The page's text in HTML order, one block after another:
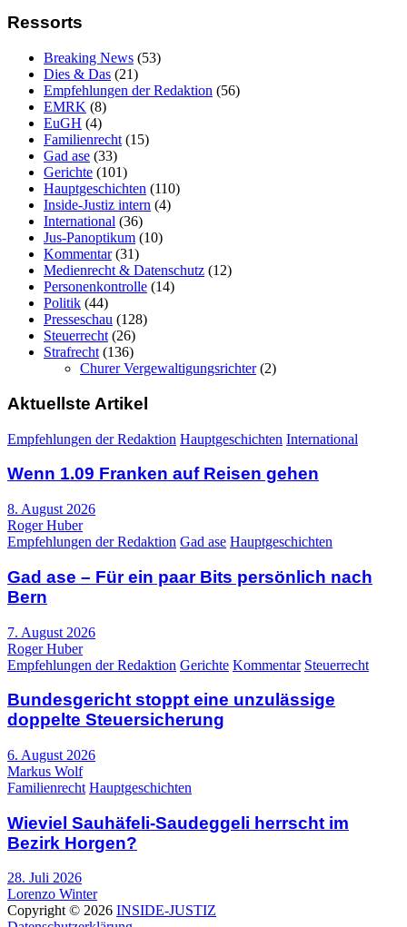
Ressorts
Breaking News (53)
Dies & Das (21)
Empfehlungen der Redaktion (56)
EMRK (8)
EuGH (4)
Familienrecht (15)
Gad ase (33)
Gerichte (101)
Hauptgeschichten (110)
Inside-Justiz intern (4)
International (36)
Jus-Panoptikum (10)
Kommentar(31)
Medienrecht & Datenschutz (12)
Personenkontrolle (14)
Politik (44)
Presseschau (128)
Steuerrecht (26)
Strafrecht (136)
Churer Vergewaltigungsrichter(2)
Aktuellste Artikel
Empfehlungen der Redaktion Hauptgeschichten International
Wenn 1.09 Franken auf Reisen gehen
8. August 2026
Roger Huber
Empfehlungen der Redaktion Gad ase Hauptgeschichten
Gad ase – Für ein paar Bits persönlich nach
Bern
7. August 2026
Roger Huber
Empfehlungen der Redaktion Gerichte Kommentar Steuerrecht
Bundesgericht stoppt eine unzulässige
doppelte Steuersicherung
6. August 2026
Markus Wolf
Familienrecht Hauptgeschichten
Wieviel Sauhäfeli-Saudeggeli herrscht im
Bezirk Horgen?
28. Juli 2026
Lorenzo Winter
Copyright © 2026 INSIDE-JUSTIZ